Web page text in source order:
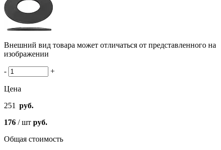
Внешний вид товара может отличаться от представленного на
изображении
- +
Цена
251 руб.
176 / шт руб.
Общая стоимость